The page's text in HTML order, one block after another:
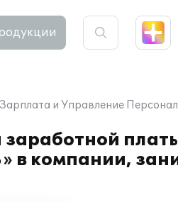
и Управление
заработной
в компании,